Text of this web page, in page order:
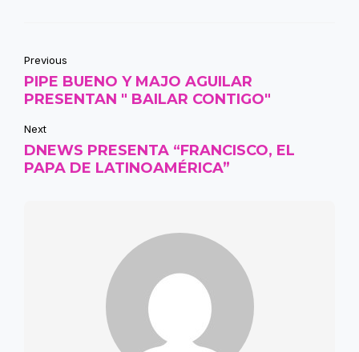
Previous
PIPE BUENO Y MAJO AGUILAR
PRESENTAN " BAILAR CONTIGO"
Next
DNEWS PRESENTA “FRANCISCO, EL
PAPA DE LATINOAMÉRICA”